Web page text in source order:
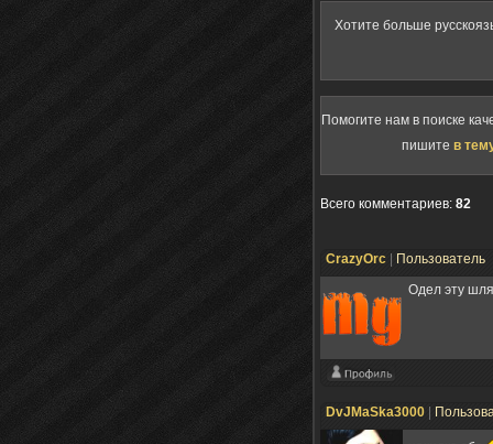
Хотите больше
Помогите нам в поиске
пишите в
Всего комментариев: 82
CrazyOrc Пользователь
Одел эту
DvJMaSka3000